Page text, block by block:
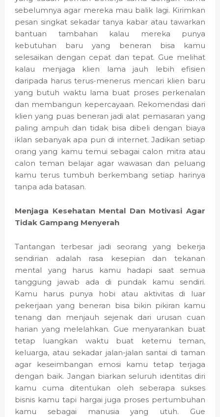
sebelumnya agar mereka mau balik lagi. Kirimkan
pesan singkat sekadar tanya kabar atau tawarkan
bantuan tambahan kalau mereka punya
kebutuhan baru yang beneran bisa kamu
selesaikan dengan cepat dan tepat. Gue melihat
kalau menjaga klien lama jauh lebih efisien
daripada harus terus-menerus mencari klien baru
yang butuh waktu lama buat proses perkenalan
dan membangun kepercayaan. Rekomendasi dari
klien yang puas beneran jadi alat pemasaran yang
paling ampuh dan tidak bisa dibeli dengan biaya
iklan sebanyak apa pun di internet. Jadikan setiap
orang yang kamu temui sebagai calon mitra atau
calon teman belajar agar wawasan dan peluang
kamu terus tumbuh berkembang setiap harinya
tanpa ada batasan.
Menjaga Kesehatan Mental Dan Motivasi Agar
Tidak Gampang Menyerah
Tantangan terbesar jadi seorang yang bekerja
sendirian adalah rasa kesepian dan tekanan
mental yang harus kamu hadapi saat semua
tanggung jawab ada di pundak kamu sendiri.
Kamu harus punya hobi atau aktivitas di luar
pekerjaan yang beneran bisa bikin pikiran kamu
tenang dan menjauh sejenak dari urusan cuan
harian yang melelahkan. Gue menyarankan buat
tetap luangkan waktu buat ketemu teman,
keluarga, atau sekadar jalan-jalan santai di taman
agar keseimbangan emosi kamu tetap terjaga
dengan baik. Jangan biarkan seluruh identitas diri
kamu cuma ditentukan oleh seberapa sukses
bisnis kamu tapi hargai juga proses pertumbuhan
kamu sebagai manusia yang utuh. Gue